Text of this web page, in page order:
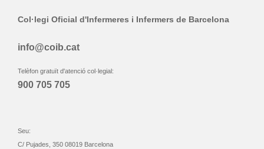
Col·legi Oficial d'Infermeres i Infermers de Barcelona
info@coib.cat
Telèfon gratuït d'atenció col·legial:
900 705 705
Seu:
C/ Pujades, 350 08019 Barcelona